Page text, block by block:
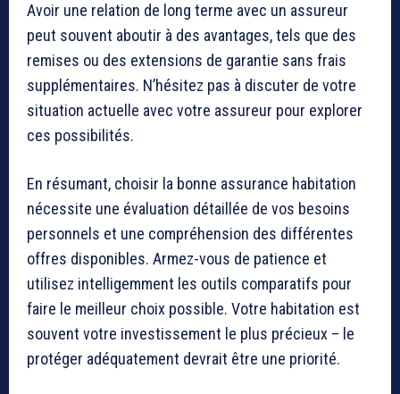
Avoir une relation de long terme avec un assureur
peut souvent aboutir à des avantages, tels que des
remises ou des extensions de garantie sans frais
supplémentaires. N’hésitez pas à discuter de votre
situation actuelle avec votre assureur pour explorer
ces possibilités.
En résumant, choisir la bonne assurance habitation
nécessite une évaluation détaillée de vos besoins
personnels et une compréhension des différentes
offres disponibles. Armez-vous de patience et
utilisez intelligemment les outils comparatifs pour
faire le meilleur choix possible. Votre habitation est
souvent votre investissement le plus précieux – le
protéger adéquatement devrait être une priorité.